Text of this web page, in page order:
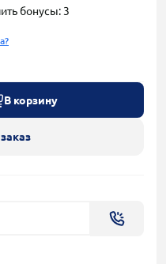
бонусы: 3
В корзину